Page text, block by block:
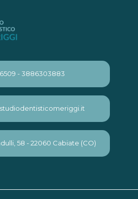
- 3886303883
58 - 22060 Cabiate (CO)